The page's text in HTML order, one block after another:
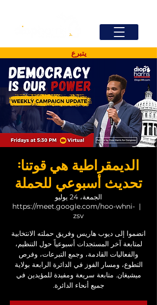
يتبرع
الديمقراطية هي قوتنا:
تحديث أسبوعي للحملة
الجمعة، 24 يوليو
  |
https://meet.google.com/hoo-whni-
zsv
انضموا إلى ديوب هاريس وفريق حملته الانتخابية
لمتابعة آخر المستجدات أسبوعياً حول التنظيم،
والفعاليات القادمة، وجمع التبرعات، وفرص
التطوع، ومسار الفوز في الدائرة الرابعة بولاية
ميشيغان. متابعة سريعة ومفيدة للمؤيدين في
جميع أنحاء الدائرة.